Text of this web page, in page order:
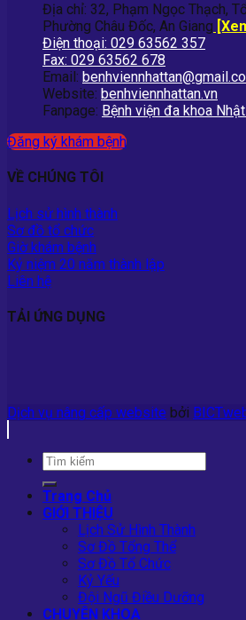
Địa chỉ: 32, Phạm Ngọc Thạch,
Phường Châu Đốc, An Giang
Điện thoại: 029 63562 357
Fax: 029 63562 678
Email:
Website: benhviennhattan.vn
Fanpage: Bệnh viện đa khoa
Đăng ký khám bệnh
VỀ CHÚNG TÔI
Lịch sử hình thành
Sơ đồ tổ chức
Giờ khám bệnh
Kỷ niệm 20 năm thành lập
Liên hệ
TẢI ỨNG DỤNG
Dịch vụ nâng cấp website bởi
Trang Chủ
GIỚI THIỆU
Lịch Sử Hình Thành
Sơ Đồ Tổng Thể
Sơ Đồ Tổ Chức
Kỷ Yếu
Đội Ngũ Điều Dưỡng
CHUYÊN KHOA